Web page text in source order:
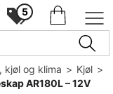
5
kjøl og klima>Kjøl>
AR180L – 12V